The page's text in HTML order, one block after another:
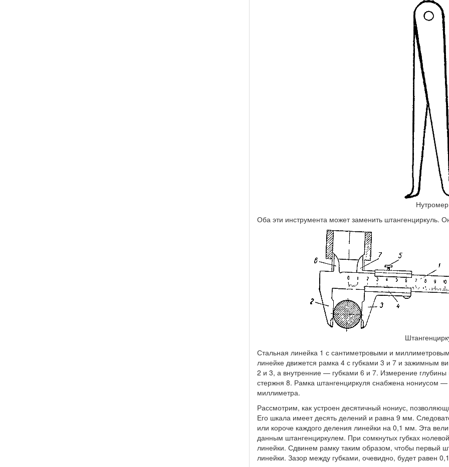
Нутромер
Оба эти инструмента может заменить штангенциркуль.
Стальная линейка 1 с сантиметровыми и
линейке движется рамка 4 с губками 3 и 7 и зажимным
2 и 3, а внутренние — губками 6 и 7. Измерение
стержня 8. Рамка штангенциркуля снабжена нониусом
миллиметра.
Рассмотрим, как устроен десятичный нониус,
Его шкала имеет десять делений и равна 9 мм.
или короче каждого деления линейки на 0,1 мм. Эта
данным штангенциркулем. При сомкнутых губках
линейки. Сдвинем рамку таким образом, чтобы первый
линейки. Зазор между губками, очевидно, будет равен